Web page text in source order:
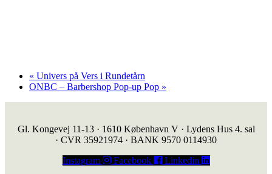
« Univers på Vers i Rundetårn
ONBC – Barbershop Pop-up Pop »
Gl. Kongevej 11-13 · 1610 København V · Lydens Hus 4. sal
· CVR 35921974 · BANK 9570 0114930
Instagram
Facebook Linkedin